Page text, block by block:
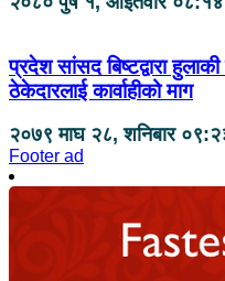
प्रदेश सांसद बिष्टद्वारा हुलाकी
ठेकेदारलाई कार्वाहीको माग
२०७९ माघ २८, शनिबार
Footer ad